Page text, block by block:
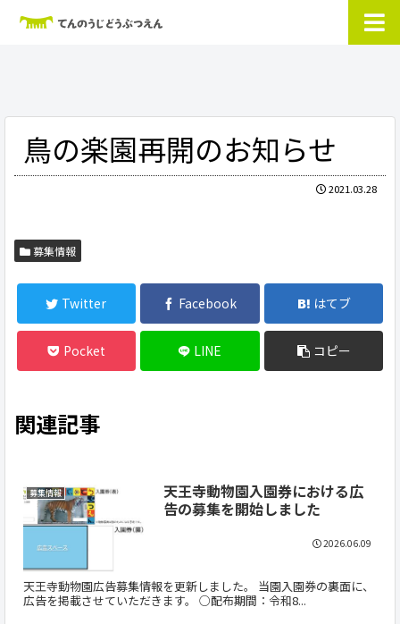
鳥の楽園再開のお知らせ
2021.03.28
募集情報
Twitter Facebook はてブ
Pocket LINE コピー
関連記事
募集情報
天王寺動物園入園券における広
告の募集を開始しました
天王寺動物園広告募集情報を更新しました。 当園入園券の裏面に、
広告を掲載させていただきます。 ○配布期間：令和8...
2026.06.09